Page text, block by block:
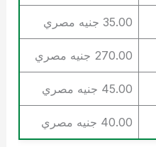
35.00 جنيه مصري
270.00 جنيه مصري
45.00 جنيه مصري
40.00 جنيه مصري